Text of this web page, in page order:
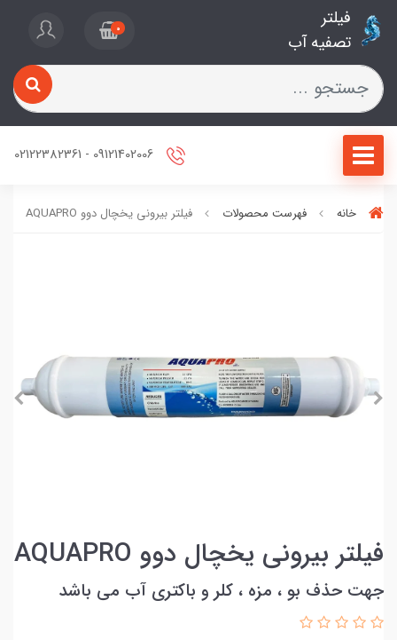
فیلتر
تصفیه آب
0
خانه فهرست محصولات فیلتر بیرونی یخچال دوو AQUAPRO
فیلتر بیرونی یخچال دوو AQUAPRO
جهت حذف بو ، مزه ، کلر و باکتری آب می باشد